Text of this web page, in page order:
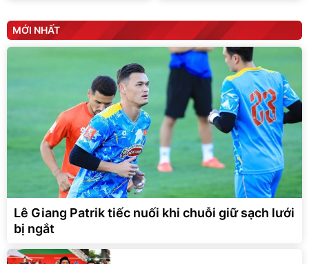
MỚI NHẤT
Lê Giang Patrik tiếc nuối khi chuỗi giữ sạch lưới
bị ngắt